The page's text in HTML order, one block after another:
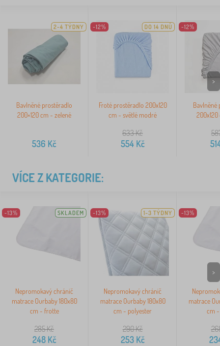
2-4 TÝDNY
Bavlněné prostěradlo
200×120 cm - zelené
536 Kč
-12% DO 14 DNŮ
Froté prostěradlo 200x120
cm - světlé modré
633Kč
554Kč
-12%
Bavlněné
>
VÍCE Z KATEGORIE:
-13% SKLADEM
Nepromokavý chránič
matrace Ourbaby 180x80
cm - frotte
285Kč
248Kč
-13% 1-3 TÝDNY
Nepromokavý chránič
matrace Ourbaby 180x80
cm - polyester
290Kč
253Kč
-13%
matrace
cm
>